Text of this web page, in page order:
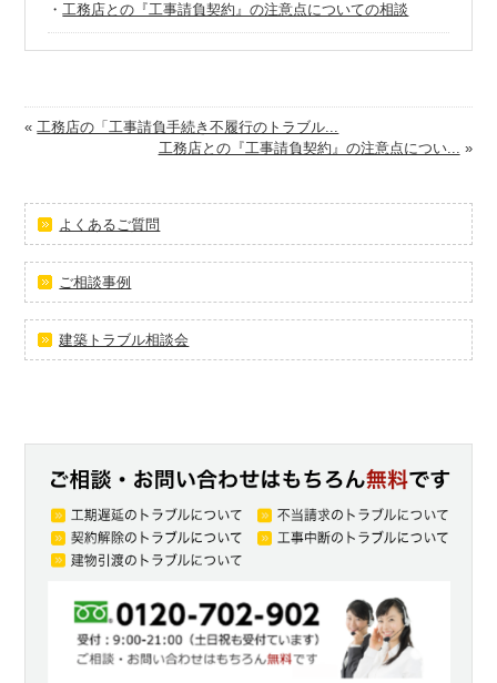
・工務店との『工事請負契約』の注意点についての相談
«工務店の「工事請負手続き不履行のトラブル...
工務店との『工事請負契約』の注意点につい... »
よくあるご質問
ご相談事例
建築トラブル相談会